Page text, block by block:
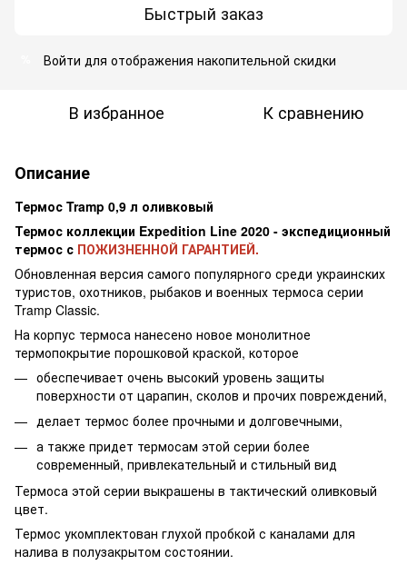
Быстрый заказ
Войти для отображения накопительной скидки
В избранное К сравнению
Описание
Термос Tramp 0,9 л оливковый
Термос коллекции Expedition Line 2020 - экспедиционный
термос с ПОЖИЗНЕННОЙ ГАРАНТИЕЙ.
Обновленная версия самого популярного среди украинских
туристов, охотников, рыбаков и военных термоса серии
Tramp Classic.
На корпус термоса нанесено новое монолитное
термопокрытие порошковой краской, которое
обеспечивает очень высокий уровень защиты
поверхности от царапин, сколов и прочих повреждений,
делает термос более прочными и долговечными,
а также придет термосам этой серии более
современный, привлекательный и стильный вид
Термоса этой серии выкрашены в тактический оливковый
цвет.
Термос укомплектован глухой пробкой с каналами для
налива в полузакрытом состоянии.